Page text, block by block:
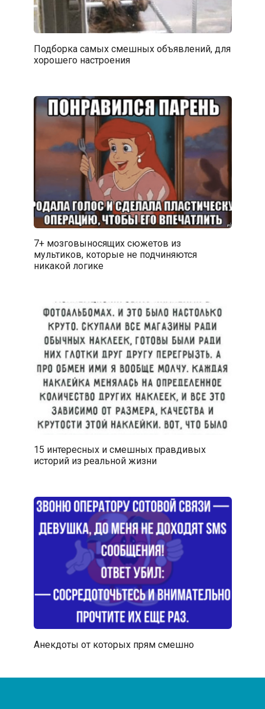
Подборка самых смешных объявлений, для
хорошего настроения
7+ мозговыносящих сюжетов из
мультиков, которые не подчиняются
никакой логике
15 интересных и смешных правдивых
историй из реальной жизни
Анекдоты от которых прям смешно